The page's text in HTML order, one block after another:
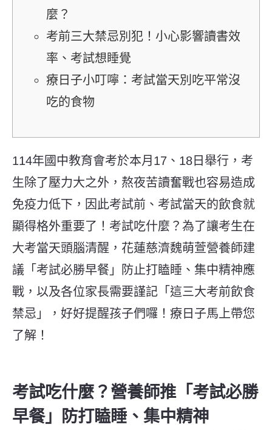
麼？
考前三大禁忌別犯！小心影響讀書效
率、考試想睡覺
療日子小叮嚀：考試當天別吃平常沒
吃的食物
114年國中教育會考於本月17、18日舉行， 考
生除了壓力大之外，熬夜苦讀奮戰也容易造成
免疫力低下，因此考試前、考試當天的飲食就
顯得格外重要了！考試吃什麼？為了讓考生在
大考當天頭腦清醒，花蓮慈濟魏萌萱營養師建
議「考試必勝早餐」防止打瞌睡、集中精神應
戰，以及各位家長需要謹記「這三大考前飲食
禁忌」，好好提醒孩子們囉！療日子馬上帶您
了解！
考試吃什麼？營養師推「考試必勝
早餐」防打瞌睡、集中精神